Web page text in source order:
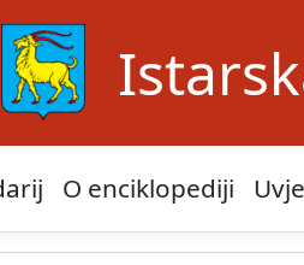
O enciklopediji